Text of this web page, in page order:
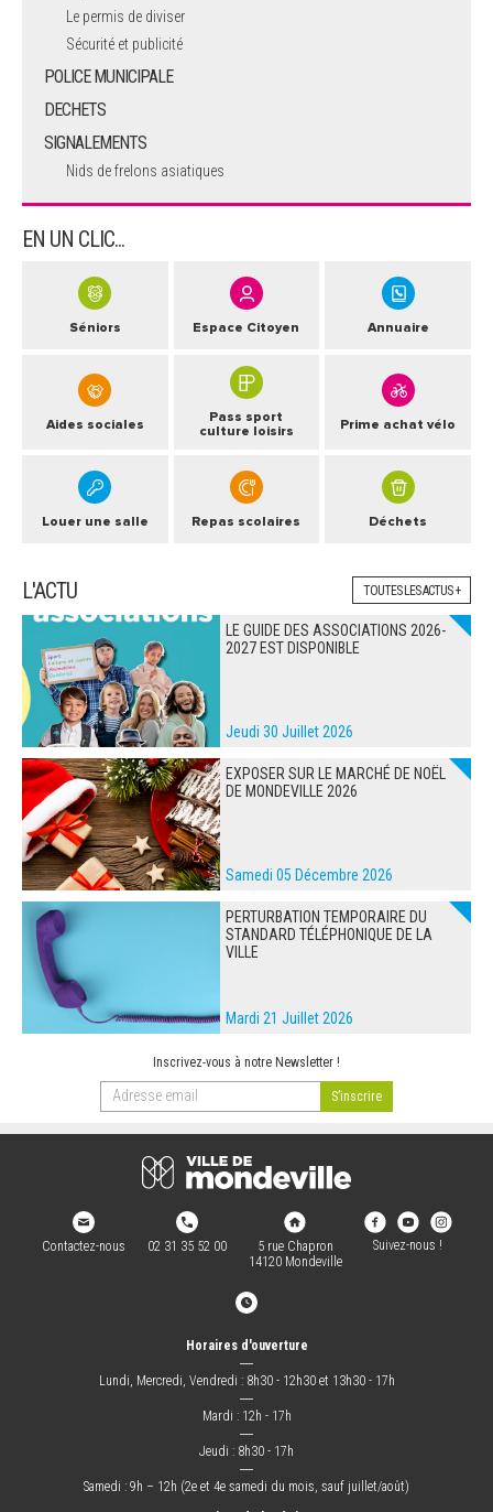
Le permis de diviser
Sécurité et publicité
POLICE MUNICIPALE
DECHETS
SIGNALEMENTS
Nids de frelons asiatiques
EN UN CLIC...
Séniors Espace Citoyen Annuaire
Aides sociales
Pass sport
culture loisirs
Prime achat vélo
Louer une salle Repas scolaires Déchets
L'ACTU TOUTES LES ACTUS +
LE GUIDE DES ASSOCIATIONS 2026-
2027 EST DISPONIBLE
Jeudi 30 Juillet 2026
EXPOSER SUR LE MARCHÉ DE NOËL
DE MONDEVILLE 2026
Samedi 05 Décembre 2026
PERTURBATION TEMPORAIRE DU
STANDARD TÉLÉPHONIQUE DE LA
VILLE
Mardi 21 Juillet 2026
Inscrivez-vous à notre Newsletter !
Contactez-nous 02 31 35 52 00
5 rue Chapron
14120 Mondeville
Suivez-nous !
Horaires d'ouverture
―
Lundi, Mercredi, Vendredi : 8h30 - 12h30 et 13h30 - 17h
―
Mardi : 12h - 17h
―
Jeudi : 8h30 - 17h
―
Samedi : 9h – 12h (2e et 4e samedi du mois, sauf juillet/août)